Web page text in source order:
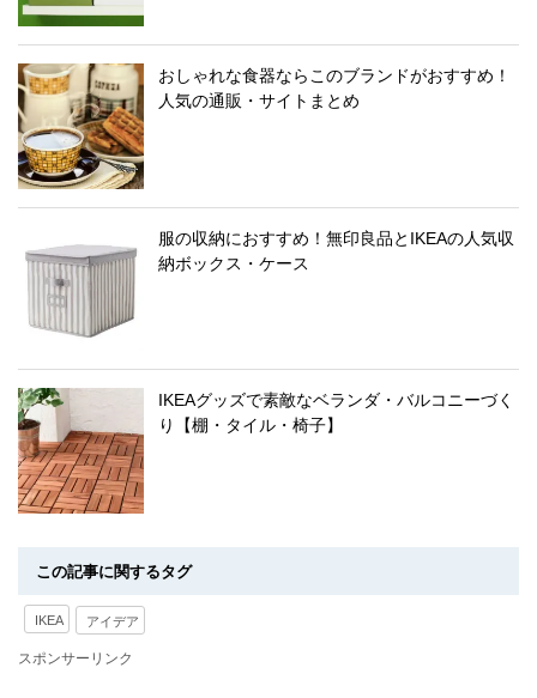
おしゃれな食器ならこのブランドがおすすめ！
人気の通販・サイトまとめ
服の収納におすすめ！無印良品とIKEAの人気収
納ボックス・ケース
IKEAグッズで素敵なベランダ・バルコニーづく
り【棚・タイル・椅子】
この記事に関するタグ
IKEA アイデア
スポンサーリンク